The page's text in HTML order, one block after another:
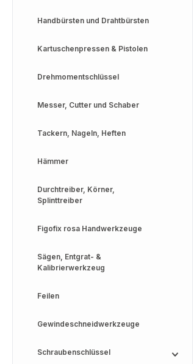
Handbürsten und Drahtbürsten
Kartuschenpressen & Pistolen
Drehmomentschlüssel
Messer, Cutter und Schaber
Tackern, Nageln, Heften
Hämmer
Durchtreiber, Körner,
Splinttreiber
Figofix rosa Handwerkzeuge
Sägen, Entgrat- &
Kalibrierwerkzeug
Feilen
Gewindeschneidwerkzeuge
Schraubenschlüssel